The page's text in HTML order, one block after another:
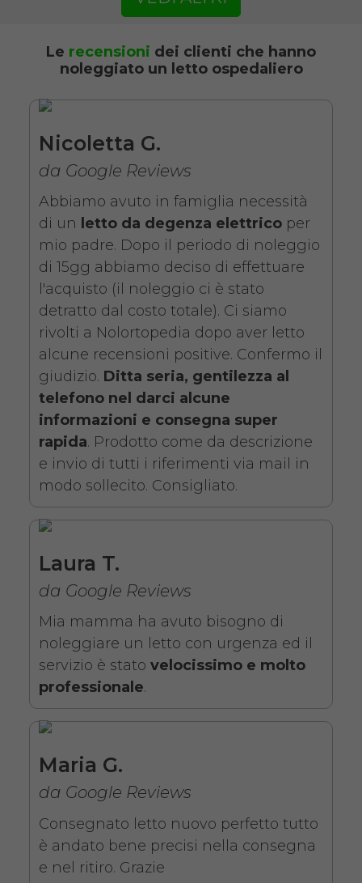
con materasso antidecubito. Il
noleggio minimo è di 7 giorni
da 89 euro.
COSTO NOLEGGIO
da 89,00€
SCHEDA COMPLETA
Noleggio Letto da
degenza ortopedico
elettrico in legno +
Materasso Antidecubito
Noleggio letto da degenza
completo di sponde di
contenimento con materasso
antidecubito. Noleggio
minimo 7 giorni da 109 euro.
COSTO NOLEGGIO
da 109,01€
SCHEDA COMPLETA
Noleggio letto elettrico in
legno + Materasso
Antidecubito + Vassoio
Le recensioni dei clienti che hanno
noleggiato un letto ospedaliero
Nicoletta G.
da Google Reviews
Abbiamo avuto in famiglia necessità
di un letto da degenza elettrico per
mio padre. Dopo il periodo di noleggio
di 15gg abbiamo deciso di effettuare
l'acquisto (il noleggio ci è stato
detratto dal costo totale). Ci siamo
rivolti a Nolortopedia dopo aver letto
alcune recensioni positive. Confermo il
giudizio. Ditta seria, gentilezza al
telefono nel darci alcune
informazioni e consegna super
rapida. Prodotto come da descrizione
e invio di tutti i riferimenti via mail in
modo sollecito. Consigliato.
Laura T.
da Google Reviews
Mia mamma ha avuto bisogno di
noleggiare un letto con urgenza ed il
servizio è statovelocissimo e molto
professionale.
Maria G.
da Google Reviews
Consegnato letto nuovo perfetto tutto
è andato bene precisi nella consegna
e nel ritiro. Grazie